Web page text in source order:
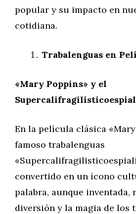
popular y su impacto en
cotidiana.
Trabalenguas en
«Mary Poppins» y el
En la película clásica
famoso trabalenguas
convertido en un ícono
palabra, aunque inventada,
diversión y la magia de los